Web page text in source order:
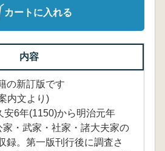
カートに入れる
内容
の新訂版です
内文より)
安6年(1150)から明治元年
家・武家・社家・諸大夫家の
録。第一版刊行後に調査さ